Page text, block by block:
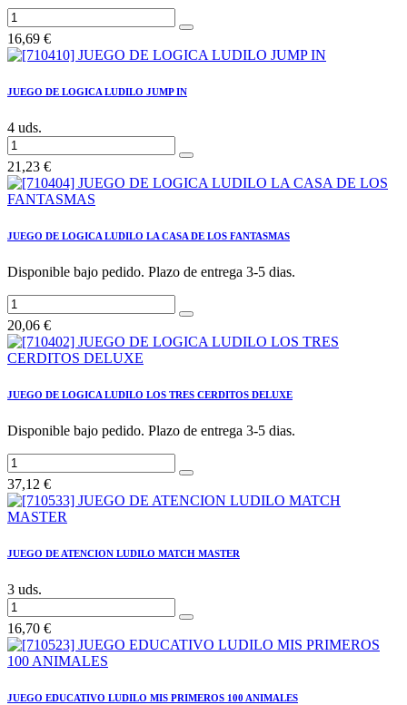
16,69 €
JUEGO DE LOGICA LUDILO JUMP IN
4 uds.
21,23 €
JUEGO DE LOGICA LUDILO LA CASA DE LOS FANTASMAS
Disponible bajo pedido. Plazo de entrega 3-5 dias.
20,06 €
JUEGO DE LOGICA LUDILO LOS TRES CERDITOS DELUXE
Disponible bajo pedido. Plazo de entrega 3-5 dias.
37,12 €
JUEGO DE ATENCION LUDILO MATCH MASTER
3 uds.
16,70 €
JUEGO EDUCATIVO LUDILO MIS PRIMEROS 100 ANIMALES